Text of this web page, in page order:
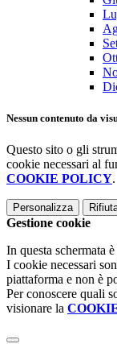
Nessun contenuto da
Questo sito o gli
cookie necessari al
COOKIE POLICY.
Personalizza
Gestione cookie
In questa schermata
I cookie necessari
piattaforma e non è
Per conoscere quali
visionare la